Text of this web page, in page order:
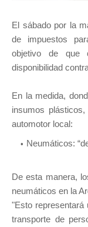
El sábado por la
de impuestos
objetivo de que
disponibilidad
En la medida,
insumos
automotor local:
Neumáticos:
De esta manera,
neumáticos en la
"Esto
transporte de